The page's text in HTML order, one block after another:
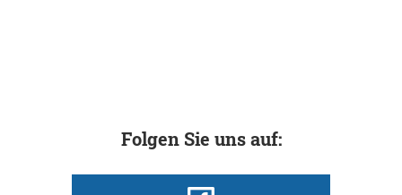
Folgen Sie uns auf: